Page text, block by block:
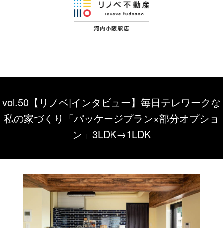
vol.50【リノベ|インタビュー】毎日テレワークな
私の家づくり「パッケージプラン×部分オプショ
ン」3LDK→1LDK